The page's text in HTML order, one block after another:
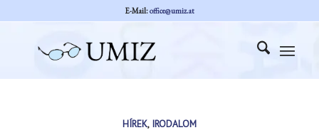
E-Mail:office@umiz.at
HÍREK, IRODALOM